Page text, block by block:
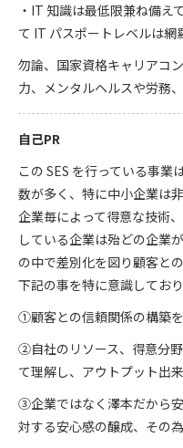
・IT 知識は最低限兼ね備え
て IT パスポートレベルは網
勿論、国家資格キャリアコ
力、メンタルヘルスや労務
自己PR
この SES を行っている事業
数が多く、特に中小企業は
企業毎によって得意な技術
している企業は殆どの企業
の中で差別化を図り顧客と
下記の事を特に意識しており
①顧客との信頼関係の構築
②自社のリソース、得意分
て理解し、アウトプット出
③企業ではなく澤本だから
対する安心感の醸成、その